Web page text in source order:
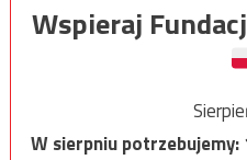
Wspieraj
W sierpniu potrzebujemy: